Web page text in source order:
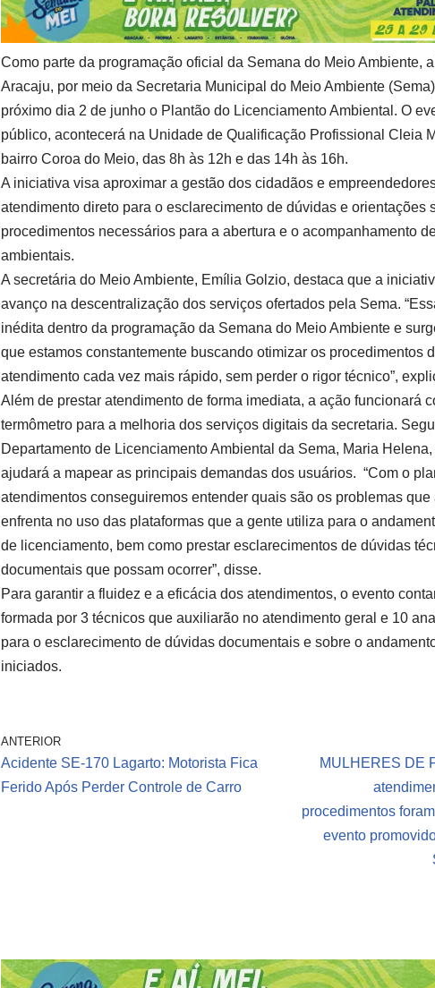
Como parte da programação oficial da Semana do Meio Ambiente,
Aracaju, por meio da Secretaria Municipal do Meio Ambiente
próximo dia 2 de junho o Plantão do Licenciamento Ambiental. O
público, acontecerá na Unidade de Qualificação Profissional Cleia
bairro Coroa do Meio, das 8h às 12h e das 14h às 16h.
A iniciativa visa aproximar a gestão dos cidadãos e
atendimento direto para o esclarecimento de dúvidas e orientações
procedimentos necessários para a abertura e o acompanhamento
ambientais.
A secretária do Meio Ambiente, Emília Golzio, destaca que a
avanço na descentralização dos serviços ofertados pela Sema.
inédita dentro da programação da Semana do Meio Ambiente e
que estamos constantemente buscando otimizar os procedimentos
atendimento cada vez mais rápido, sem perder o rigor técnico”,
Além de prestar atendimento de forma imediata, a ação funcionará
termômetro para a melhoria dos serviços digitais da secretaria.
Departamento de Licenciamento Ambiental da Sema, Maria
ajudará a mapear as principais demandas dos usuários. “Com o
atendimentos conseguiremos entender quais são os problemas
enfrenta no uso das plataformas que a gente utiliza para o
de licenciamento, bem como prestar esclarecimentos de dúvidas
documentais que possam ocorrer”, disse.
Para garantir a fluidez e a eficácia dos atendimentos, o evento
formada por 3 técnicos que auxiliarão no atendimento geral e 10
para o esclarecimento de dúvidas documentais e sobre o
iniciados.
ANTERIOR
Acidente SE-170 Lagarto: Motorista Fica
Ferido Após Perder Controle de Carro
MULHERES DE
procedimentos
evento